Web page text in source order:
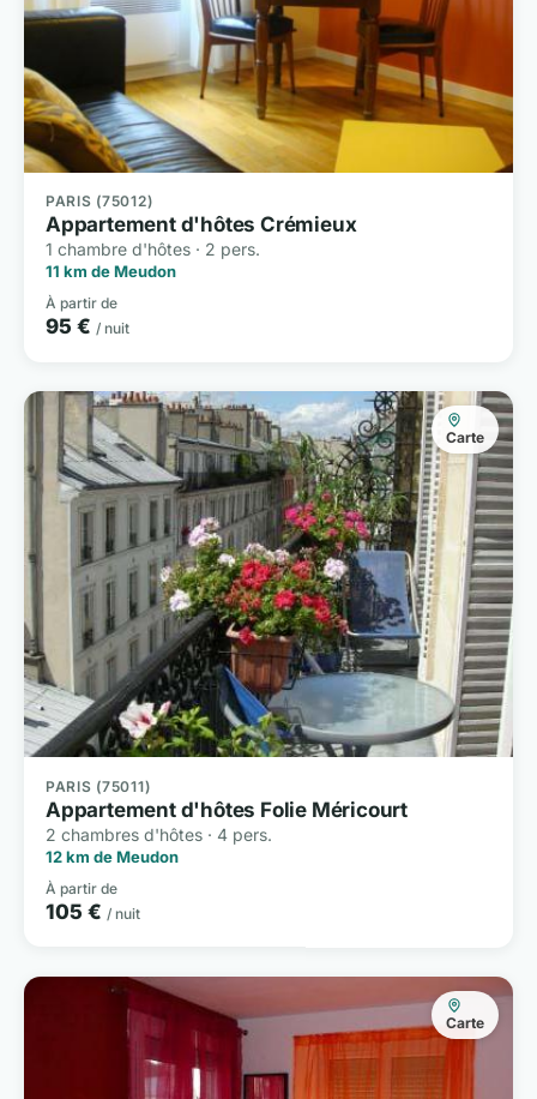
PARIS (75012)
Appartement d'hôtes Crémieux
1 chambre d'hôtes · 2 pers.
11 km de Meudon
À partir de
95 € / nuit
Carte
PARIS (75011)
Appartement d'hôtes Folie Méricourt
2 chambres d'hôtes · 4 pers.
12 km de Meudon
À partir de
105 € / nuit
Carte